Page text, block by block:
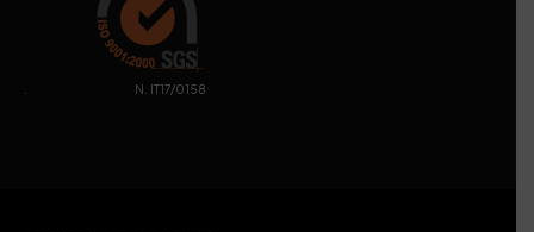
. N. IT17/0158